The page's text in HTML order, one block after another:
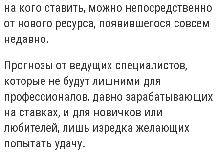
на кого ставить, можно непосредственно
от нового ресурса, появившегося совсем
недавно.
Прогнозы от ведущих специалистов,
которые не будут лишними для
профессионалов, давно зарабатывающих
на ставках, и для новичков или
любителей, лишь изредка желающих
попытать удачу.